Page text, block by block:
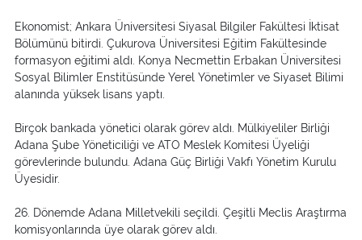
Ekonomist; Ankara Üniversitesi Siyasal Bilgiler Fakültesi İktisat
Bölümünü bitirdi. Çukurova Üniversitesi Eğitim Fakültesinde
formasyon eğitimi aldı. Konya Necmettin Erbakan Üniversitesi
Sosyal Bilimler Enstitüsünde Yerel Yönetimler ve Siyaset Bilimi
alanında yüksek lisans yaptı.
Birçok bankada yönetici olarak görev aldı. Mülkiyeliler Birliği
Adana Şube Yöneticiliği ve ATO Meslek Komitesi Üyeliği
görevlerinde bulundu. Adana Güç Birliği Vakfı Yönetim Kurulu
Üyesidir.
26. Dönemde Adana Milletvekili seçildi. Çeşitli Meclis Araştırma
komisyonlarında üye olarak görev aldı.